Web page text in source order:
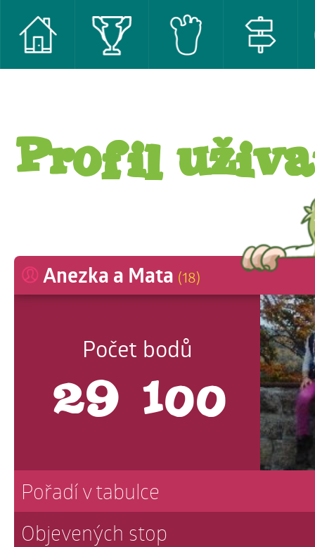
Profil
Anezka a Mata (18)
Počet bodů
29 100
Pořadí v tabulce
Objevených stop